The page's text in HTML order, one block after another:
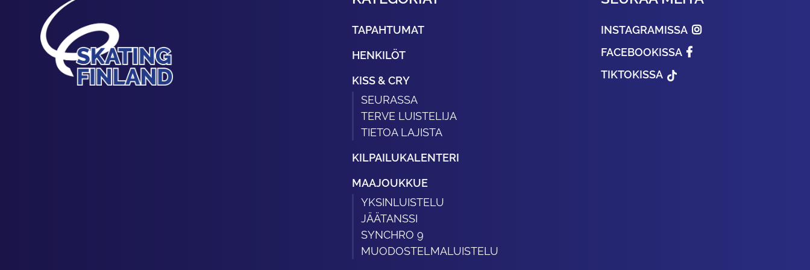
TAPAHTUMAT
HENKILÖT
KISS & CRY
SEURASSA
TERVE LUISTELIJA
TIETOA LAJISTA
KILPAILUKALENTERI
MAAJOUKKUE
YKSINLUISTELU
JÄÄTANSSI
SYNCHRO 9
MUODOSTELMALUISTELU
INSTAGRAMISSA
FACEBOOKISSA
TIKTOKISSA